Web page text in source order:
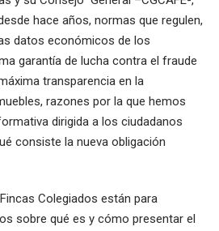
hace años, normas que regulen,
datos económicos de los
garantía de lucha contra el fraude
transparencia en la
razones por la que hemos
dirigida a los ciudadanos
consiste la nueva obligación
Colegiados están para
sobre qué es y cómo presentar el